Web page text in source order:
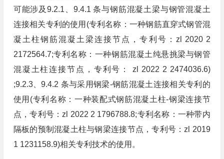
可能涉及9.2.1、9.4.1 条与钢筋混凝土梁与钢管混凝土
连接相关专利的使用(专利名称：一种钢筋直穿式钢管混
凝土柱钢筋混凝土梁连接节点，专利号：zl 2020 2
2172564.7;专利名称：一种钢筋混凝土纯悬挑梁与钢管
混凝土柱连接节点，专利号： zl 2022 2 2474036.6)
;9.2.3、9.4.2 条与采用钢梁-钢筋混凝土连接相关专利的
使用(专利名称：一种装配式钢筋混凝土柱-钢梁连接节
点，专利号：zl 2022 2 1796788.8;专利名称：一种带内
隔板的预制混凝土柱与钢梁连接节点，专利号：zl 2019
1 1231158.9)相关专利技术的使用。